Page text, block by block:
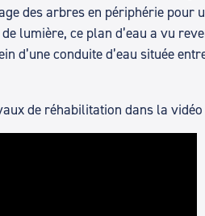
des arbres en périphérie pour
lumière, ce plan d’eau a vu
d’une conduite d’eau située
de réhabilitation dans la